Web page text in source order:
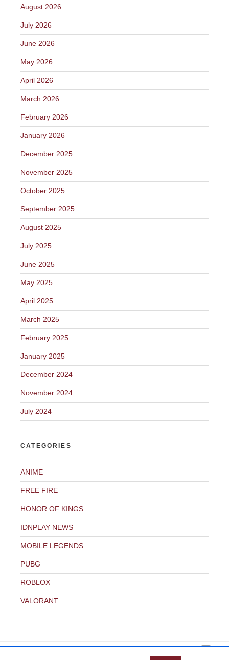
August 2026
July 2026
June 2026
May 2026
April 2026
March 2026
February 2026
January 2026
December 2025
November 2025
October 2025
September 2025
August 2025
July 2025
June 2025
May 2025
April 2025
March 2025
February 2025
January 2025
December 2024
November 2024
July 2024
CATEGORIES
ANIME
FREE FIRE
HONOR OF KINGS
IDNPLAY NEWS
MOBILE LEGENDS
PUBG
ROBLOX
VALORANT